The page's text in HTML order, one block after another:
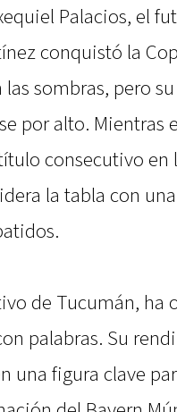
Palacios, el
conquistó la
sombras, pero
por alto. Mientras
consecutivo en
la tabla con
de Tucumán, ha
palabras. Su
una figura clave